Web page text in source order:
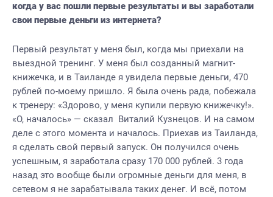
когда у вас пошли первые результаты и вы заработали
свои первые деньги из интернета?
Первый результат у меня был, когда мы приехали на
выездной тренинг. У меня был созданный магнит-
книжечка, и в Таиланде я увидела первые деньги, 470
рублей по-моему пришло. Я была очень рада, побежала
к тренеру: «Здорово, у меня купили первую книжечку!».
«О, началось» — сказал Виталий Кузнецов. И на самом
деле с этого момента и началось. Приехав из Таиланда,
я сделать свой первый запуск. Он получился очень
успешным, я заработала сразу 170 000 рублей. 3 года
назад это вообще были огромные деньги для меня, в
сетевом я не зарабатывала таких денег. И всё, потом